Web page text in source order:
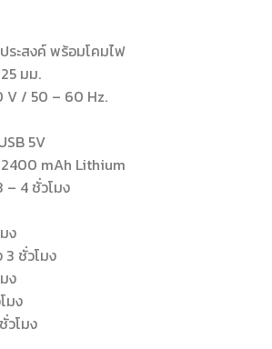
ะสงค์ พร้อมโคมไฟ
มม.
V / 50 – 60 Hz.
5V
mAh Lithium
– 4 ชั่วโมง
ง
3 ชั่วโมง
ง
มง
วโมง